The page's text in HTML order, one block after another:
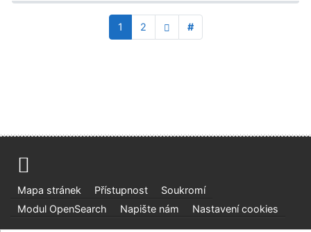
1 2 #
Mapa stránek Přístupnost
Soukromí
Modul OpenSearch
Napište nám Nastavení cookies